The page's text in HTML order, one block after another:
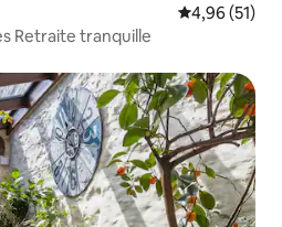
Note
4,96 (51)
Retraite tranquille